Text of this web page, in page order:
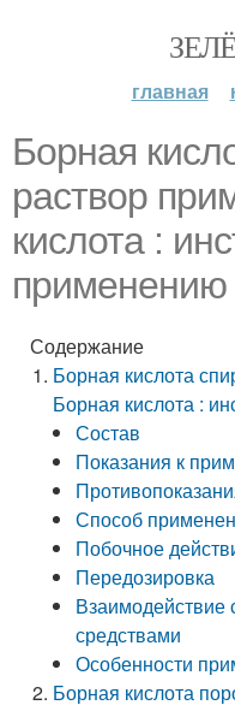
главная
Борная
раствор
кислота :
применению
Содержание
Борная кислота
Борная кислота :
Состав
Показания к
Способ
Побочное
Передозировка
Взаимодействие
средствами
Особенности
Борная кислота